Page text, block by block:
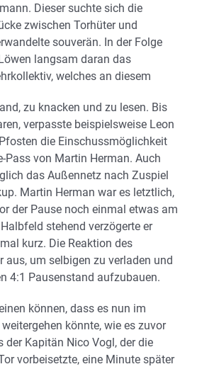
Dieser suchte sich die
zwischen Torhüter und
souverän. In der Folge
langsam daran das
welches an diesem
zu knacken und zu lesen. Bis
verpasste beispielsweise Leon
die Einschussmöglichkeit
Pass von Martin Herman. Auch
das Außennetz nach Zuspiel
Martin Herman war es letztlich,
der Pause noch einmal etwas am
stehend verzögerte er
kurz. Die Reaktion des
aus, um selbigen zu verladen und
4:1 Pausenstand aufzubauen.
können, dass es nun im
könnte, wie es zuvor
der Kapitän Nico Vogl, der die
vorbeisetzte, eine Minute später